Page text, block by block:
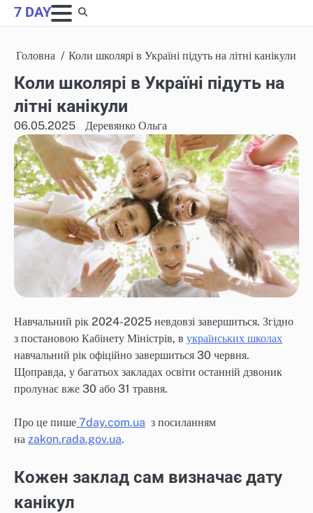
Skip
to
7 DAY
Головна Коли школярі в Україні підуть на літні канікули
Коли школярі в Україні підуть на
літні канікули
06.05.2025 Деревянко Ольга
Навчальний рік 2024-2025 невдовзі завершиться. Згідно
з постановою Кабінету Міністрів, в українських школах
навчальний рік офіційно завершиться 30 червня.
Щоправда, у багатьох закладах освіти останній дзвоник
пролунає вже 30 або 31 травня.
Про це пише 7day.com.ua з посиланням
на zakon.rada.gov.ua.
Кожен заклад сам визначає дату
канікул